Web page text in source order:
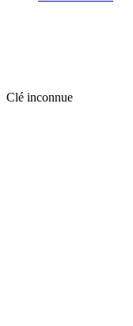
Clé inconnue